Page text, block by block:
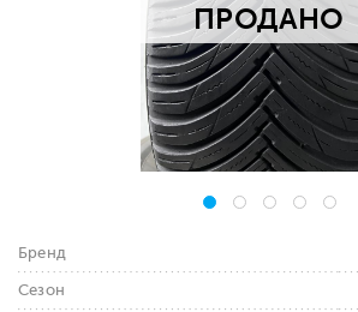
ПІДІБРАТИ
ПРОДАНО
Бренд
Сезон